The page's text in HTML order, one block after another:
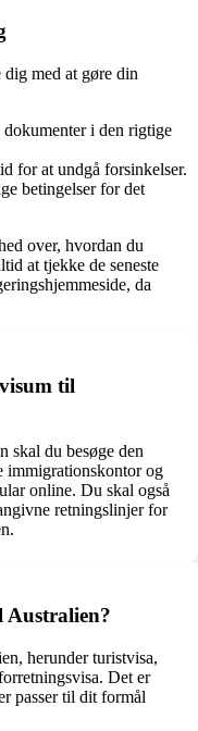
med at gøre din
i den rigtige
for at undgå forsinkelser.
betingelser for det
over, hvordan du
at tjekke de seneste
da
til
skal du besøge den
immigrationskontor og
online. Du skal også
retningslinjer for
Australien?
herunder turistvisa,
Det er
passer til dit formål